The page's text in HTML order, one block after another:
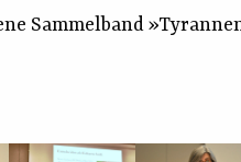
Sammelband